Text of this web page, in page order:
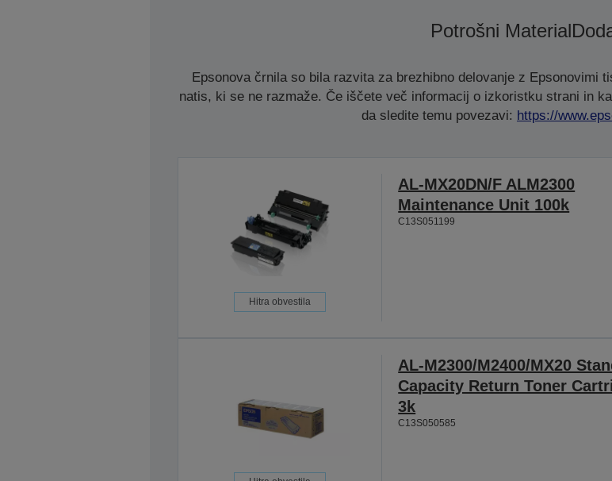
Potrošni Material
Epsonova črnila so bila razvita za brezhibno delovanje z Epsonovimi
natis, ki se ne razmaže. Če iščete več informacij o izkoristku strani in
da sledite temu povezavi: https://
Hitra obvestila
AL-MX20DN/F ALM2300
Maintenance Unit 100k
C13S051199
AL-M2300/M2400/MX20
Capacity Return Toner
3k
C13S050585